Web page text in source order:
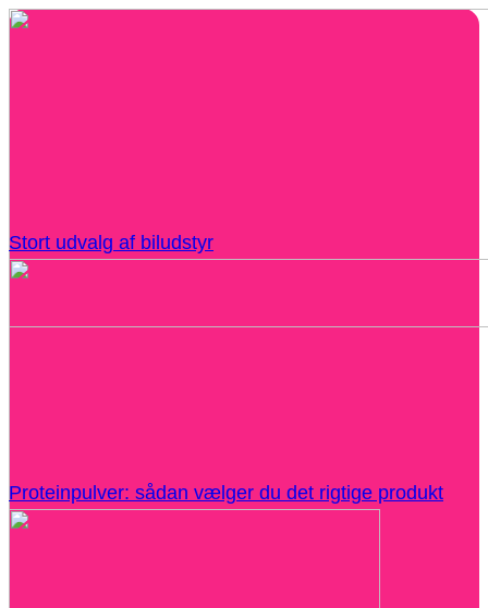
Stort udvalg af biludstyr
Proteinpulver: sådan vælger du det rigtige produkt